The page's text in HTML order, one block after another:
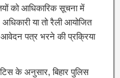
को आधिकारिक सूचना में
या तो रैली आयोजित
पत्र भरने की प्रक्रिया
के अनुसार, बिहार पुलिस